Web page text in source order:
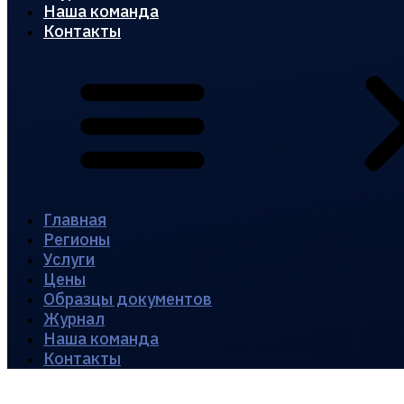
Наша команда
Контакты
Главная
Регионы
Услуги
Цены
Образцы документов
Журнал
Наша команда
Контакты